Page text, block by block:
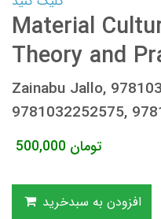
Material
Theory and
Zainabu Jallo,
9781032252575,
500,000 تومان
افزودن به سبدخرید